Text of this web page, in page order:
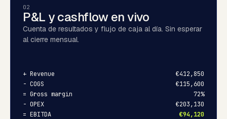
02
P&L y cashflow en vivo
Cuenta de resultados y flujo de caja al día. Sin esperar
al cierre mensual.
+ Revenue
€412,850
- COGS
€115,600
= Gross margin
72%
- OPEX
€203,130
= EBITDA €94,120